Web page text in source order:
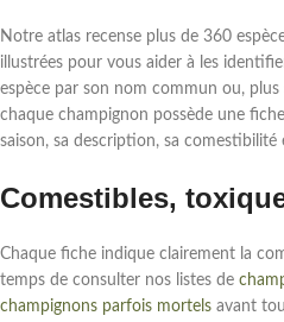
Notre atlas recense plus de 360
illustrées pour vous aider à les
espèce par son nom commun ou,
chaque champignon possède une
saison, sa description, sa comestibilité
Comestibles,
Chaque fiche indique clairement la
temps de consulter nos listes de
champignons parfois mortels avant